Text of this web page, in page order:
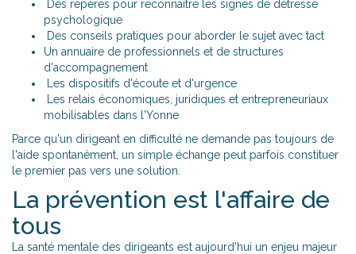
Des repères pour reconnaître les signes de détresse
psychologique
Des conseils pratiques pour aborder le sujet avec tact
Un annuaire de professionnels et de structures
d'accompagnement
Les dispositifs d'écoute et d'urgence
Les relais économiques, juridiques et entrepreneuriaux
mobilisables dans l'Yonne
Parce qu'un dirigeant en difficulté ne demande pas toujours de
l'aide spontanément, un simple échange peut parfois constituer
le premier pas vers une solution.
La prévention est l'affaire de
tous
La santé mentale des dirigeants est aujourd'hui un enjeu majeur